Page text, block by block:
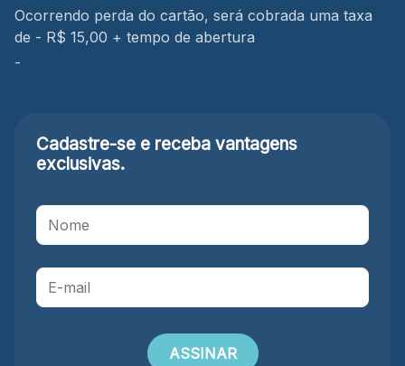
Ocorrendo perda do cartão, será cobrada uma taxa
de - R$ 15,00 + tempo de abertura
-
Cadastre-se e receba vantagens
exclusivas.